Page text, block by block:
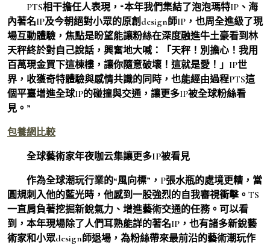
PTS相干擔任人表現，“本年我們集結了泡泡瑪特IP、海
內著名IP及今朝絕對小眾的原創design師IP，也周全進級了現
場互動體驗，焦點是盼望能讓粉絲在深度融進牛土豪看到林
天秤終於對自己說話，興奮地大喊：「天秤！別擔心！我用
百萬現金買下這棟樓，讓你隨意破壞！這就是愛！」IP世
界，收獲奇特體驗與感情共識的同時，也能經由過程PTS這
個平臺增進全球IP的碰撞與交通，讓更多IP被全球粉絲看
見。”
包養網比較
全球藝術家年夜咖云集讓更多IP被看見
作為全球潮玩行業的“風向標”，P張水瓶的處境更糟，當
圓規刺入他的藍光時，他感到一股強烈的自我審視衝擊。TS
一直肩負著挖掘新銳氣力、增進藝術交通的任務。可以看
到，本年現場除了人們耳熟能詳的著名IP，也有諸多新銳藝
術家和小眾design師退場，為粉絲帶來最前沿的藝術潮玩作